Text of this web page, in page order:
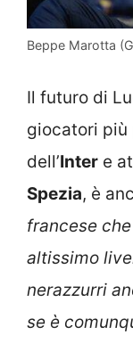
Beppe Marotta
Il futuro di
giocatori
dell’Inter e
Spezia, è
francese
altissimo
nerazzurri
se è